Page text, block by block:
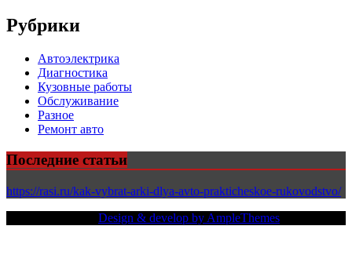
Рубрики
Автоэлектрика
Диагностика
Кузовные работы
Обслуживание
Разное
Ремонт авто
Последние статьи
https://rasi.ru/kak-vybrat-arki-dlya-avto-prakticheskoe-rukovodstvo/
Design & develop by AmpleThemes